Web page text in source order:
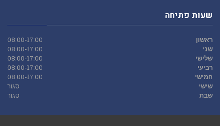
שעות פתיחה
ראשון
08:00-17:00
שני
08:00-17:00
שלישי
08:00-17:00
רביעי
08:00-17:00
חמישי
08:00-17:00
שישי
סגור
שבת
סגור